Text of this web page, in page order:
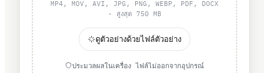
MP4, MOV, AVI, JPG, PNG, WEBP, PDF, DOCX
- สูงสุด 750 MB
ดูตัวอย่างด้วยไฟล์ตัวอย่าง
ประมวลผลในเครื่อง ไฟล์ไม่ออกจากอุปกรณ์